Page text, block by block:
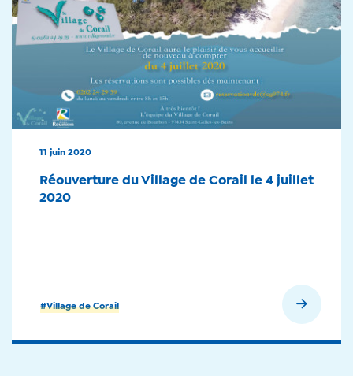
#Village de Corail
11 juin 2020
Réouverture du Village de Corail le 4 juillet
2020